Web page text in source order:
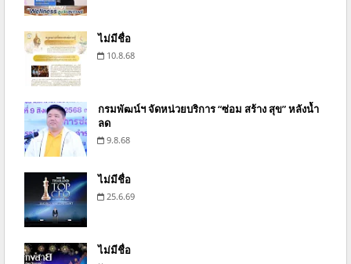
ไม่มีชื่อ
10.8.68
กรมพัฒน์ฯ จัดหน่วยบริการ “ซ่อม สร้าง สุข” หลังน้ำ
ลด
9.8.68
ไม่มีชื่อ
25.6.69
ไม่มีชื่อ